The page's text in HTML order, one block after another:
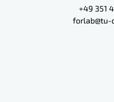
+49 351
forlab@tu-